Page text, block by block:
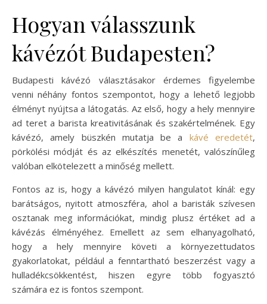
Hogyan válasszunk
kávézót Budapesten?
Budapesti kávézó választásakor érdemes figyelembe
venni néhány fontos szempontot, hogy a lehető legjobb
élményt nyújtsa a látogatás. Az első, hogy a hely mennyire
ad teret a barista kreativitásának és szakértelmének. Egy
kávézó, amely büszkén mutatja be a kávé eredetét,
pörkölési módját és az elkészítés menetét, valószínűleg
valóban elkötelezett a minőség mellett.
Fontos az is, hogy a kávézó milyen hangulatot kínál: egy
barátságos, nyitott atmoszféra, ahol a baristák szívesen
osztanak meg információkat, mindig plusz értéket ad a
kávézás élményéhez. Emellett az sem elhanyagolható,
hogy a hely mennyire követi a környezettudatos
gyakorlatokat, például a fenntartható beszerzést vagy a
hulladékcsökkentést, hiszen egyre több fogyasztó
számára ez is fontos szempont.